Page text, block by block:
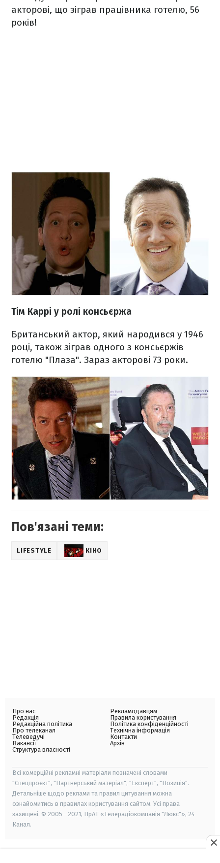
акторові, що зіграв працівника готелю, 56
років!
Тім Каррі у ролі консьєржа
Британський актор, який народився у 1946
році, також зіграв одного з консьєржів
готелю "Плаза". Зараз акторові 73 роки.
Пов'язані теми:
LIFESTYLE КІНО
Про нас
Редакція
Редакційна політика
Про телеканал
Телеведучі
Вакансії
Структура власності
Рекламодавцям
Правила користування
Політика конфіденційності
Технічна інформація
Контакти
Архів
Всі комерційні рекламні матеріали позначені словами
"Спецпроєкт", "Партнерський матеріал", "Експерт", "Позиція".
Детальніше щодо реклами та правил цитування можна
ознайомитись в правилах користування сайтом. Усі права
захищені. © 2005—2021, ПрАТ «Телерадіокомпанія "Люкс"», 24
Канал.